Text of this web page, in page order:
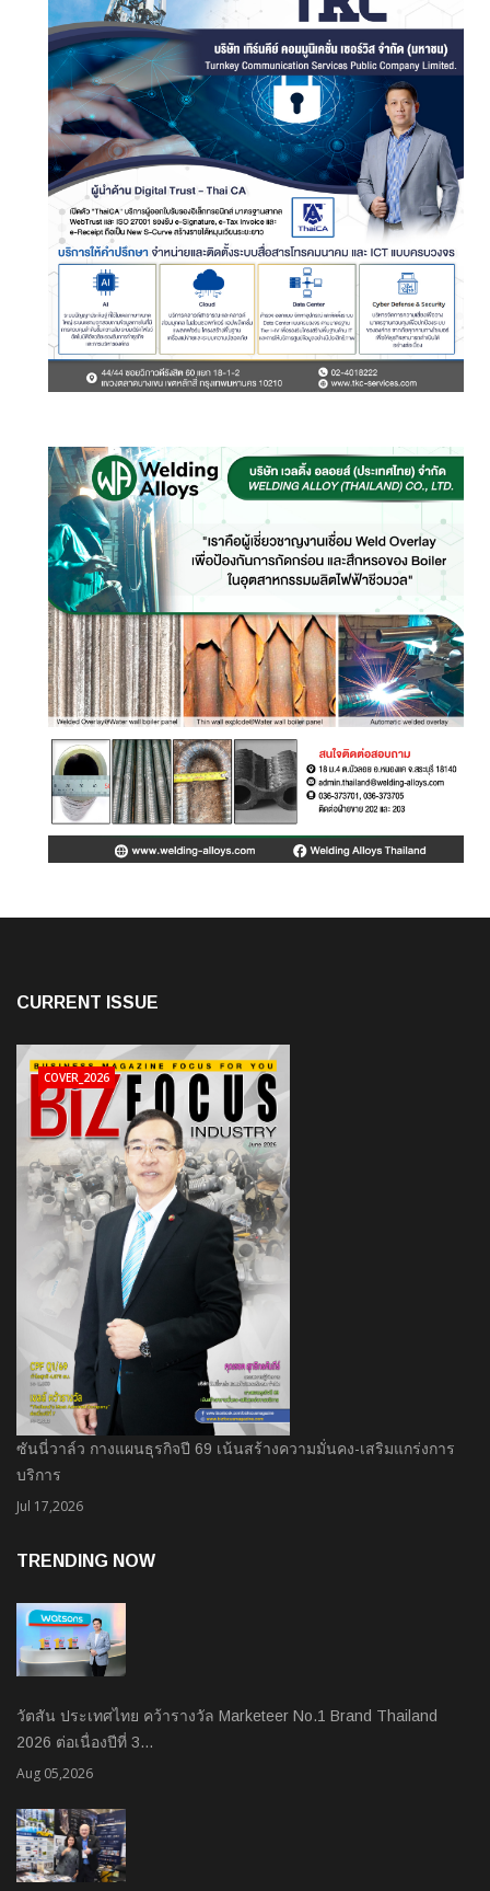
CURRENT ISSUE
ซันนี่วาล์ว กางแผนธุรกิจปี 69 เน้นสร้างความมั่นคง-เสริมแกร่งการ
บริการ
Jul 17,2026
COVER_2026
TRENDING NOW
วัตสัน ประเทศไทย คว้ารางวัล Marketeer No.1 Brand Thailand
2026 ต่อเนื่องปีที่ 3…
Aug 05,2026